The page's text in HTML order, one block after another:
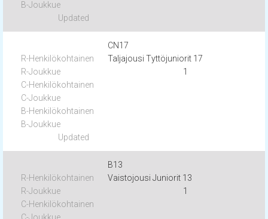
CN17
Taljajousi Tyttöjuniorit 17
1
B13
Vaistojousi Juniorit 13
1